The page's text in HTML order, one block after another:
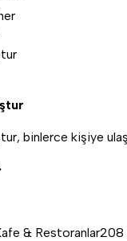
binlerce kişiye
& Restoranlar208